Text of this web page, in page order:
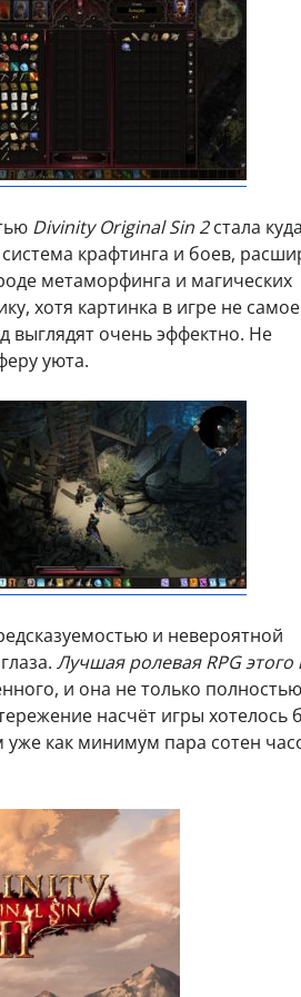
Divinity Original Sin 2стала куда
крафтинга и боев,
метаморфинга и магических
хотя картинка в игре не самое
выглядят очень эффектно. Не
уюта.
и невероятной
Лучшая ролевая RPG этого
и она не только полностью
насчёт игры хотелось
уже как минимум пара сотен